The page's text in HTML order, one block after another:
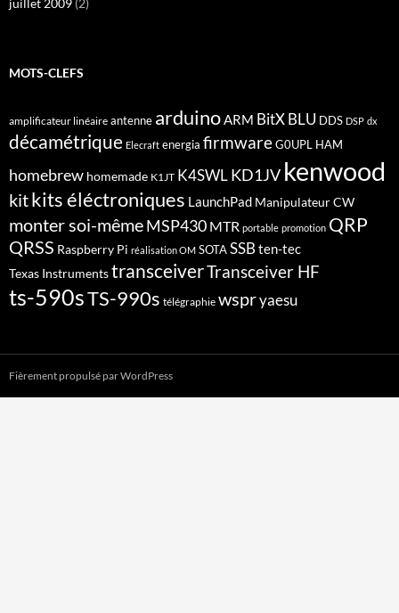
MOTS-CLEFS
amplificateur linéaire antenne arduinoARM BitX BLU DDS DSP dx
décamétrique Elecraft energia firmwareG0UPL HAM
homebrew homemade K1JT K4SWL KD1JV kenwood
kitkits éléctroniques LaunchPad Manipulateur CW
monter soi-mêmeMSP430 MTR portable promotion QRP
QRSS Raspberry Pi réalisation OM SOTASSB ten-tec
Texas InstrumentstransceiverTransceiver HF
ts-590sTS-990s télégraphie wspryaesu
Fièrement propulsé par WordPress